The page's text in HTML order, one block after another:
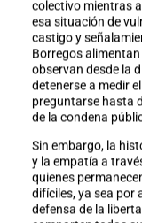
colectivo mientras
esa situación de
castigo y
Borregos
observan desde la
detenerse a medir
preguntarse hasta
de la condena
Sin embargo, la
y la empatía a
quienes
difíciles, ya sea por
defensa de la